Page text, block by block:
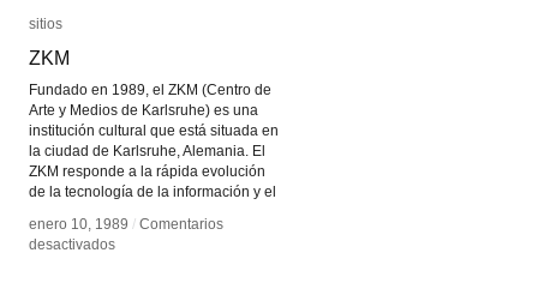
sitios
ZKM
Fundado en 1989, el ZKM (Centro de
Arte y Medios de Karlsruhe) es una
institución cultural que está situada en
la ciudad de Karlsruhe, Alemania. El
ZKM responde a la rápida evolución
de la tecnología de la información y el
enero 10, 1989 / Comentarios
desactivadosen
sitios
ZKM
enero 10, 1989 / Comentarios
desactivadosen